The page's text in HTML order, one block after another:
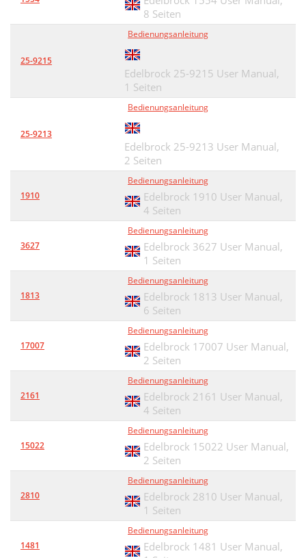
8 Seiten
25-9215
Bedienungsanleitung
Edelbrock 25-9215 User Manual,
1 Seiten
25-9213
Bedienungsanleitung
Edelbrock 25-9213 User Manual,
2 Seiten
1910
Bedienungsanleitung
Edelbrock 1910 User Manual,
4 Seiten
3627
Bedienungsanleitung
Edelbrock 3627 User Manual,
1 Seiten
1813
Bedienungsanleitung
Edelbrock 1813 User Manual,
6 Seiten
17007
Bedienungsanleitung
Edelbrock 17007 User Manual,
2 Seiten
2161
Bedienungsanleitung
Edelbrock 2161 User Manual,
4 Seiten
15022
Bedienungsanleitung
Edelbrock 15022 User Manual,
2 Seiten
2810
Bedienungsanleitung
Edelbrock 2810 User Manual,
1 Seiten
1481
Bedienungsanleitung
Edelbrock 1481 User Manual,